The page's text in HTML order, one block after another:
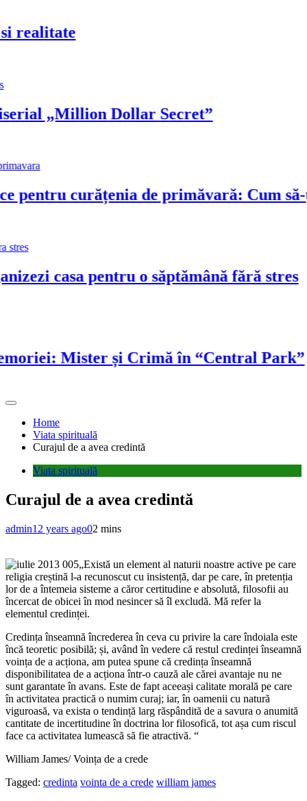
„Million Dollar Secret”
curățenia de primăvară: Cum să-ți
casa pentru o săptămână fără stres
Mister și Crimă în “Central Park”
Home
Viata spirituală
Curajul de a avea credintă
Viata spirituală
Curajul de a avea credintă
admin12 years ago02 mins
„Există un element al naturii noastre active pe care
religia creștină l-a recunoscut cu insistență, dar pe care, în pretenția
lor de a întemeia sisteme a căror certitudine e absolută, filosofii au
încercat de obicei în mod nesincer să îl excludă. Mă refer la
elementul credinței.
Credința înseamnă încrederea în ceva cu privire la care îndoiala este
încă teoretic posibilă; și, având în vedere că restul credinței înseamnă
voința de a acționa, am putea spune că credința înseamnă
disponibilitatea de a acționa într-o cauză ale cărei avantaje nu ne
sunt garantate în avans. Este de fapt aceeași calitate morală pe care
în activitatea practică o numim curaj; iar, în oamenii cu natură
viguroasă, va exista o tendință larg răspândită de a savura o anumită
cantitate de incertitudine în doctrina lor filosofică, tot așa cum riscul
face ca activitatea lumească să fie atractivă. “
William James/ Voința de a crede
Tagged: credinta vointa de a crede william james